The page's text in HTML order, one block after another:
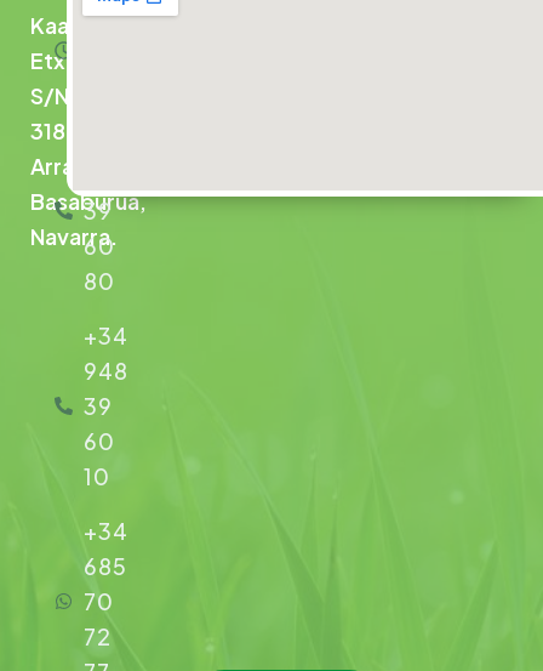
Kaaño
Etxea,
S/N,
31866
Arrarats,
Basaburua,
Navarra.
Atención
39
60
80
+34
948
39
60
10
+34
685
70
72